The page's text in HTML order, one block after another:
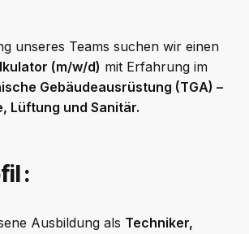
unseres Teams suchen wir einen
(m/w/d) mit Erfahrung im
Gebäudeausrüstung (TGA) –
Lüftung und Sanitär.
:
Ausbildung als Techniker,